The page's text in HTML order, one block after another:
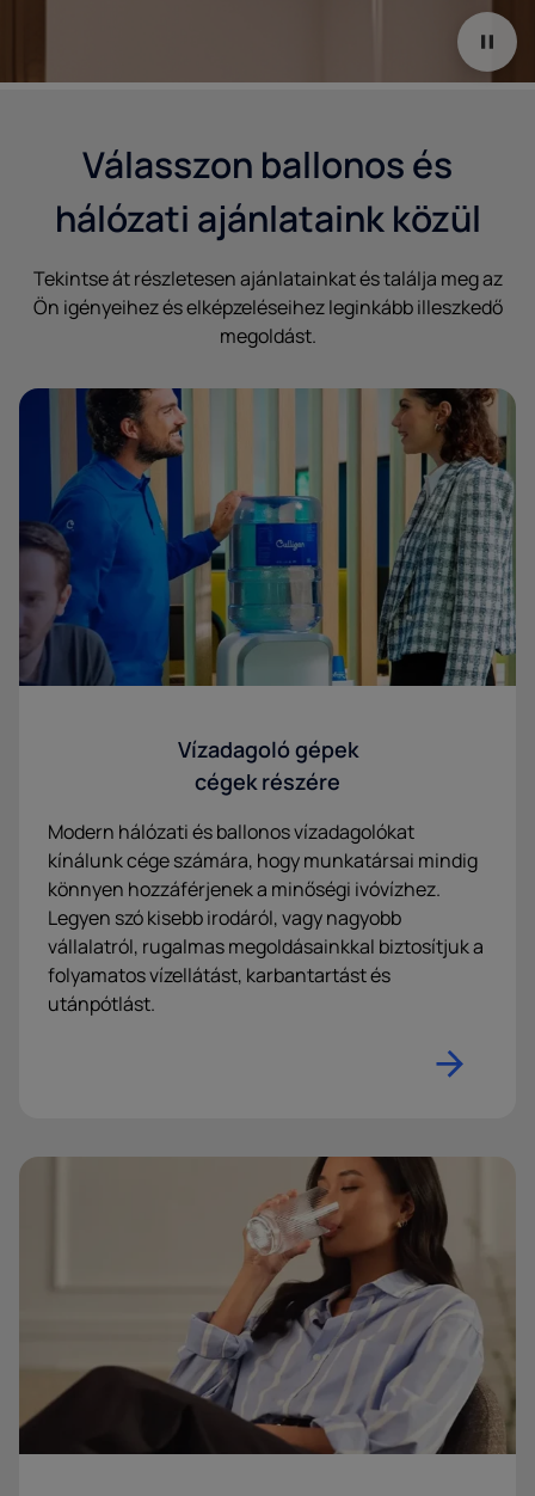
Válasszon ballonos és
hálózati ajánlataink közül
Tekintse át részletesen ajánlatainkat és találja meg az
Ön igényeihez és elképzeléseihez leginkább illeszkedő
megoldást.
Vízadagoló gépek
cégek részére
Modern hálózati és ballonos vízadagolókat
kínálunk cége számára, hogy munkatársai mindig
könnyen hozzáférjenek a minőségi ivóvízhez.
Legyen szó kisebb irodáról, vagy nagyobb
vállalatról, rugalmas megoldásainkkal biztosítjuk a
folyamatos vízellátást, karbantartást és
utánpótlást.